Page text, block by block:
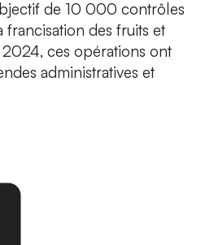
de 10 000 contrôles
des fruits et
2024, ces opérations ont
administratives et